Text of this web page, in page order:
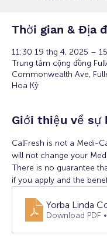
Thời gian & Địa
11:30 19 thg 4, 2025 –
Trung tâm cộng đồng
Commonwealth Ave,
Hoa Kỳ
Giới thiệu về sự
CalFresh is not a Medi-
will not change your
There is no guarantee
if you apply and the
Yorba Linda
Download PDF